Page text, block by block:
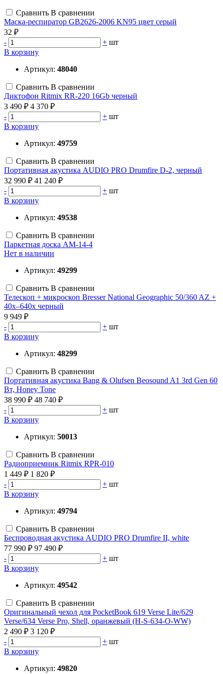
Сравнить В сравнении
Маска-респиратор GB2626-2006 KN95 цвет серый
32 ₽
-
+ шт
В корзину
Артикул: 48040
Сравнить В сравнении
Диктофон Ritmix RR-220 16Gb черный
3 490 ₽ 4 370 ₽
-
+ шт
В корзину
Артикул: 49759
Сравнить В сравнении
Портативная акустика AUDIO PRO Drumfire D-2, черный
32 990 ₽ 41 240 ₽
-
+ шт
В корзину
Артикул: 49538
Сравнить В сравнении
Паркетная доска AM-14-4
Нет в наличии
Артикул: 49299
Сравнить В сравнении
Телескоп + микроскоп Bresser National Geographic 50/360 AZ +
40x–640x черный
9 949 ₽
-
+ шт
В корзину
Артикул: 48299
Сравнить В сравнении
Портативная акустика Bang & Olufsen Beosound A1 3rd Gen 60
Вт, Honey Tone
38 990 ₽ 48 740 ₽
-
+ шт
В корзину
Артикул: 50013
Сравнить В сравнении
Радиоприемник Ritmix RPR-010
1 449 ₽ 1 820 ₽
-
+ шт
В корзину
Артикул: 49794
Сравнить В сравнении
Беспроводная акустика AUDIO PRO Drumfire II, white
77 990 ₽ 97 490 ₽
-
+ шт
В корзину
Артикул: 49542
Сравнить В сравнении
Оригинальный чехол для PocketBook 619 Verse Lite/629
Verse/634 Verse Pro, Shell, оранжевый (H-S-634-O-WW)
2 490 ₽ 3 120 ₽
-
+ шт
В корзину
Артикул: 49820